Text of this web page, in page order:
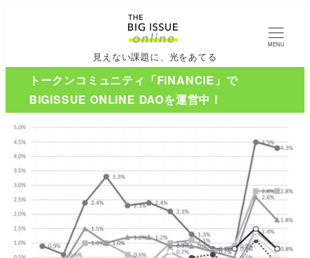
見えない課題に、光をあてる
MENU
トークンコミュニティ「FiNANCiE」で
BIGISSUE ONLINE DAOを運営中！